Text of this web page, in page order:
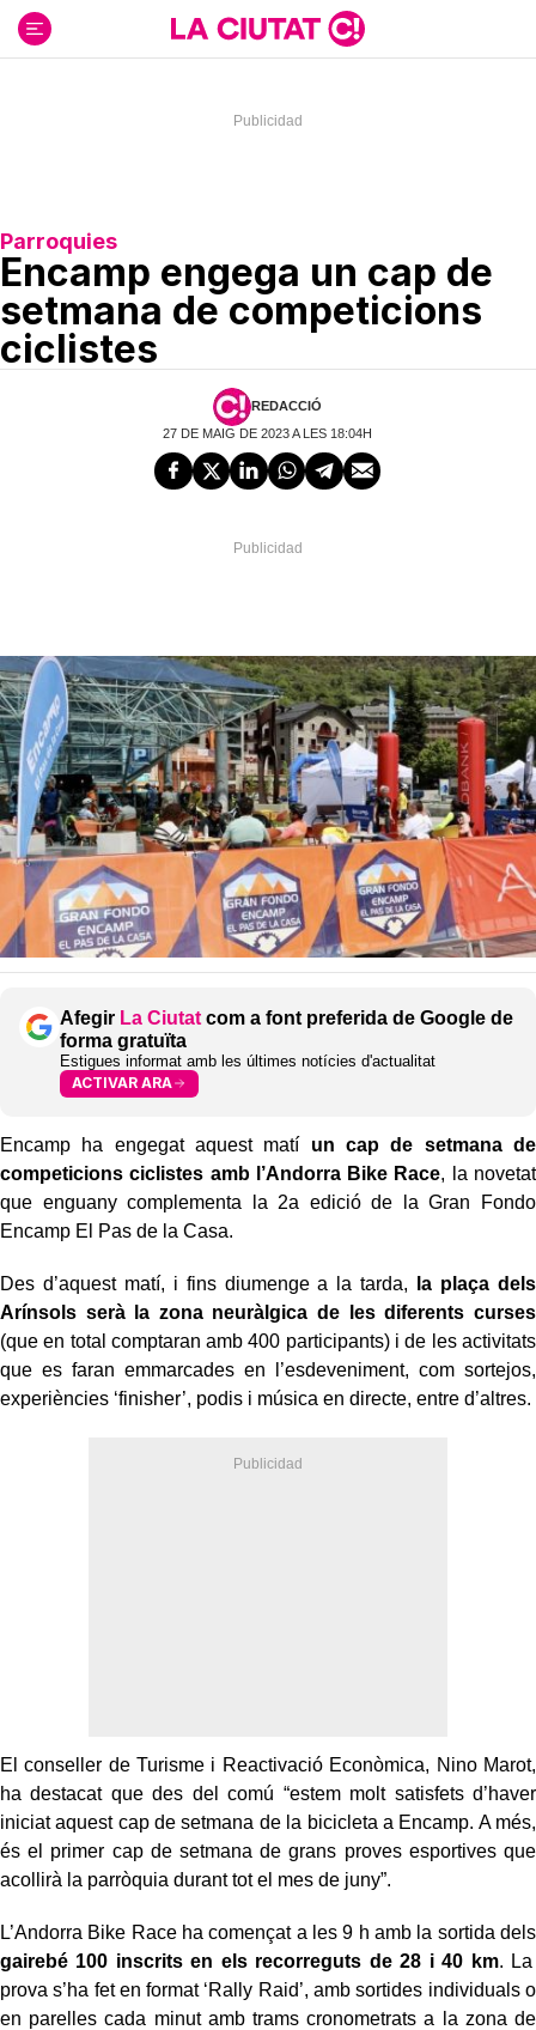
contenido
Parroquies
Encamp engega un cap de
setmana de competicions
ciclistes
REDACCIÓ
27 DE MAIG DE 2023 A LES 18:04H
Afegir La Ciutat com a font preferida de Google de
forma gratuïta
Estigues informat amb les últimes notícies d'actualitat
ACTIVAR ARA
Encamp ha engegat aquest matí un cap de setmana de
competicions ciclistes amb l’Andorra Bike Race, la novetat
que enguany complementa la 2a edició de la Gran Fondo
Encamp El Pas de la Casa.
Des d’aquest matí, i fins diumenge a la tarda, la plaça dels
Arínsols serà la zona neuràlgica de les diferents curses
(que en total comptaran amb 400 participants) i de les activitats
que es faran emmarcades en l’esdeveniment, com sortejos,
experiències ‘finisher’, podis i música en directe, entre d’altres.
El conseller de Turisme i Reactivació Econòmica, Nino Marot,
ha destacat que des del comú “estem molt satisfets d’haver
iniciat aquest cap de setmana de la bicicleta a Encamp. A més,
és el primer cap de setmana de grans proves esportives que
acollirà la parròquia durant tot el mes de juny”.
L’Andorra Bike Race ha començat a les 9 h amb la sortida dels
gairebé 100 inscrits en els recorreguts de 28 i 40 km. La
prova s’ha fet en format ‘Rally Raid’, amb sortides individuals o
en parelles cada minut amb trams cronometrats a la zona de